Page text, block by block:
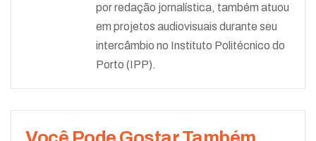
por redação jornalística, também atuou
em projetos audiovisuais durante seu
intercâmbio no Instituto Politécnico do
Porto (IPP).